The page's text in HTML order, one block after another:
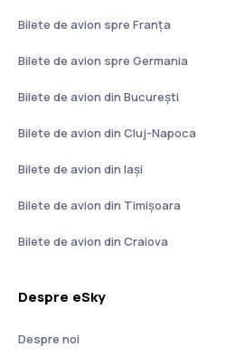
Bilete de avion spre Franţa
Bilete de avion spre Germania
Bilete de avion din București
Bilete de avion din Cluj-Napoca
Bilete de avion din Iași
Bilete de avion din Timișoara
Bilete de avion din Craiova
Despre eSky
Despre noi